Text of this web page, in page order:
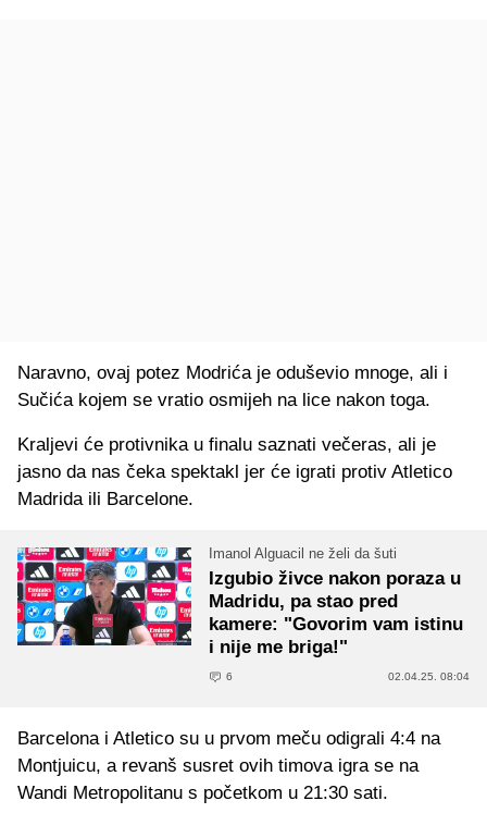
Naravno, ovaj potez Modrića je oduševio mnoge, ali i
Sučića kojem se vratio osmijeh na lice nakon toga.
Kraljevi će protivnika u finalu saznati večeras, ali je
jasno da nas čeka spektakl jer će igrati protiv Atletico
Madrida ili Barcelone.
Imanol Alguacil ne želi da šuti
Izgubio živce nakon poraza u
Madridu, pa stao pred
kamere: "Govorim vam istinu
i nije me briga!"
6 02.04.25. 08:04
Barcelona i Atletico su u prvom meču odigrali 4:4 na
Montjuicu, a revanš susret ovih timova igra se na
Wandi Metropolitanu s početkom u 21:30 sati.